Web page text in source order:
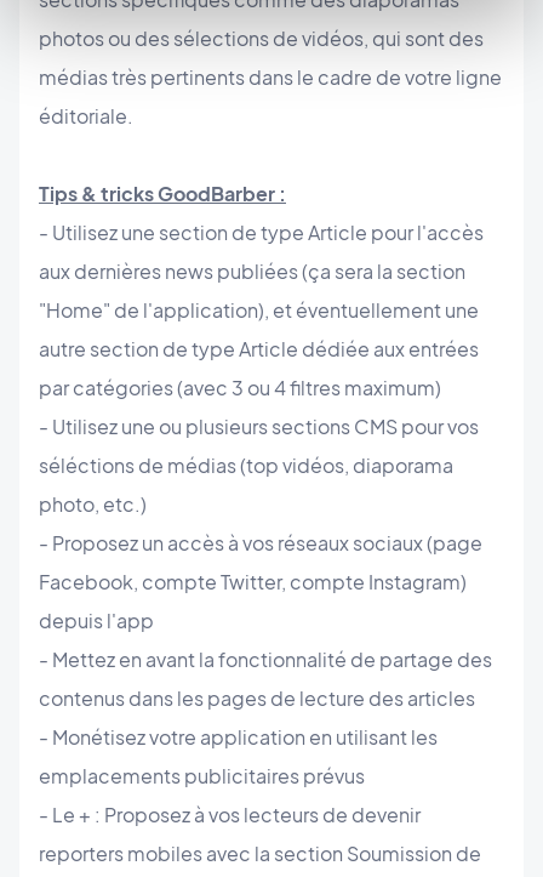
photos ou des sélections de vidéos, qui sont des
médias très pertinents dans le cadre de votre ligne
éditoriale.
Tips & tricks GoodBarber :
- Utilisez une section de type Article pour l'accès
aux dernières news publiées (ça sera la section
"Home" de l'application), et éventuellement une
autre section de type Article dédiée aux entrées
par catégories (avec 3 ou 4 filtres maximum)
- Utilisez une ou plusieurs sections CMS pour vos
séléctions de médias (top vidéos, diaporama
photo, etc.)
- Proposez un accès à vos réseaux sociaux (page
Facebook, compte Twitter, compte Instagram)
depuis l'app
- Mettez en avant la fonctionnalité de partage des
contenus dans les pages de lecture des articles
- Monétisez votre application en utilisant les
emplacements publicitaires prévus
- Le + : Proposez à vos lecteurs de devenir
reporters mobiles avec la section Soumission de